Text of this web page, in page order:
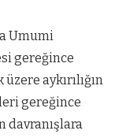
Umumi
gereğince
aykırılığın
gereğince
davranışlara